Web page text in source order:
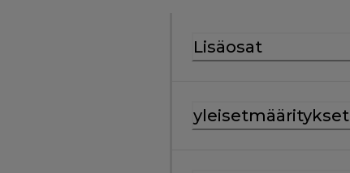
Lisäosat
yleisetmääritykset